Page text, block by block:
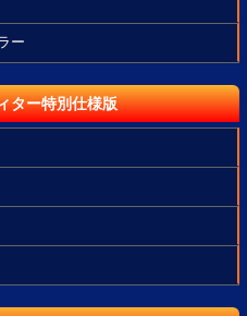
ー
ター特別仕様版